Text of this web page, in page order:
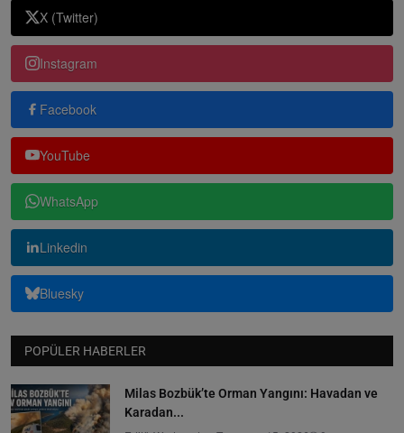
X (Twitter)
Instagram
Facebook
YouTube
WhatsApp
Linkedin
Bluesky
POPÜLER HABERLER
Milas Bozbük’te Orman Yangını: Havadan ve
Karadan...